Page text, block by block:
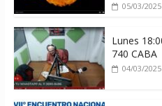
05/03/2025
Lunes
740 CABA
04/03/2025